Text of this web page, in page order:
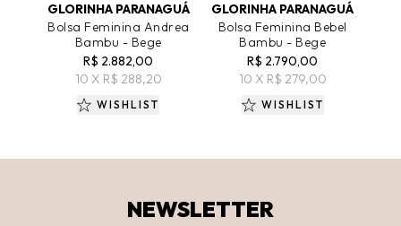
GLORINHA PARANAGUÁ
Bolsa Feminina Andrea
Bambu - Bege
R$ 2.882,00
10 X R$ 288,20
WISHLIST
GLORINHA PARANAGUÁ
Bolsa Feminina Bebel
Bambu - Bege
R$ 2.790,00
10 X R$ 279,00
WISHLIST
NEWSLETTER